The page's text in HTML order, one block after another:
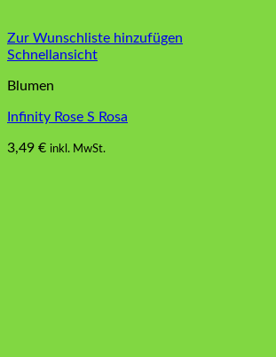
Zur Wunschliste hinzufügen
Schnellansicht
Blumen
Infinity Rose S Rosa
3,49 € inkl. MwSt.